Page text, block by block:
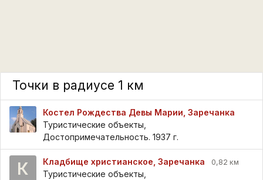
Точки в радиусе 1 км
Костел Рождества Девы Марии, Заречанка
Туристические объекты,
Достопримечательность. 1937 г.
К Кладбище христианское, Заречанка 0,82 км
Туристические объекты,